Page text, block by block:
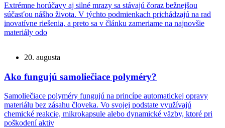
Extrémne horúčavy aj silné mrazy sa stávajú čoraz bežnejšou
súčasťou nášho života. V týchto podmienkach prichádzajú na rad
inovatívne riešenia, a preto sa v článku zameriame na najnovšie
materiály odo
20. augusta
Ako fungujú samoliečiace polyméry?
Samoliečiace polyméry fungujú na princípe automatickej opravy
materiálu bez zásahu človeka. Vo svojej podstate využívajú
chemické reakcie, mikrokapsule alebo dynamické väzby, ktoré pri
poškodení aktiv